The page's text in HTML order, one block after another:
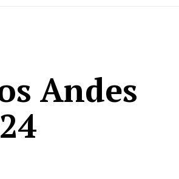
Andes